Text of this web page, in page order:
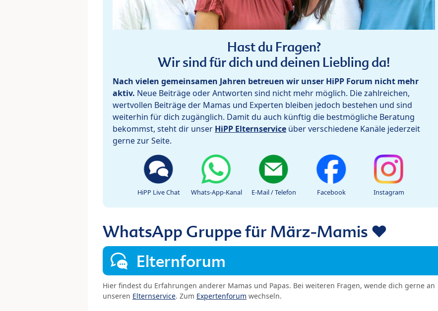
Hast du Fragen?
Wir sind für dich und deinen Liebling da!
Nach vielen gemeinsamen Jahren betreuen wir unser HiPP Forum nicht mehr
aktiv. Neue Beiträge oder Antworten sind nicht mehr möglich. Die zahlreichen,
wertvollen Beiträge der Mamas und Experten bleiben jedoch bestehen und sind
weiterhin für dich zugänglich. Damit du auch künftig die bestmögliche Beratung
bekommst, steht dir unser HiPP Elternservice über verschiedene Kanäle jederzeit
gerne zur Seite.
HiPP Live Chat Whats-App-Kanal E-Mail / Telefon Facebook Instagram
WhatsApp Gruppe für März-Mamis ❤️
Elternforum
Hier findest du Erfahrungen anderer Mamas und Papas. Bei weiteren Fragen, wende dich gerne an
unseren Elternservice. Zum Expertenforum wechseln.